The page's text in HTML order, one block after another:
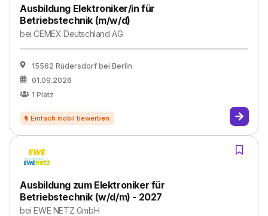
Ausbildung Elektroniker/in für
Betriebstechnik (m/w/d)
beiCEMEX Deutschland AG
15562 Rüdersdorf bei Berlin
01.09.2026
1 Platz
Ausbildung zum Elektroniker für
Betriebstechnik (w/d/m) - 2027
beiEWE NETZ GmbH